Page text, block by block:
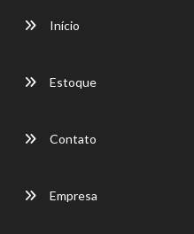
Início
Estoque
Contato
Empresa